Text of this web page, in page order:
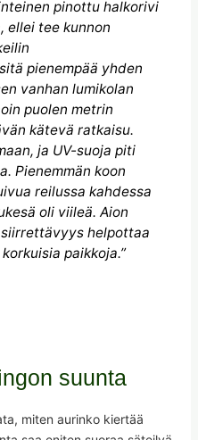
pinottu halkorivi
ellei tee kunnon
pienempää yhden
vanhan lumikolan
puolen metrin
kätevä ratkaisu.
ja UV-suoja piti
Pienemmän koon
reilussa kahdessa
oli viileä. Aion
helpottaa
paikkoja.”
suunta
miten aurinko kiertää